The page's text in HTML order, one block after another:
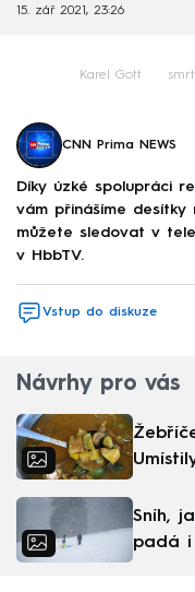
15. zář 2021, 23:26
Karel Gott smrt
CNN Prima NEWS
Díky úzké spolupráci
vám přinášíme
můžete sledovat v
v HbbTV.
Vstup do diskuze
Návrhy pro vás
Sníh,
padá i